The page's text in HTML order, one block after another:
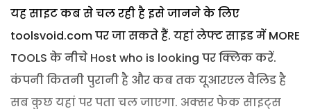
यह साइट कब से चल रही है इसे जानने के लिए
toolsvoid.com पर जा सकते हैं. यहां लेफ्ट साइड में MORE
TOOLS के नीचे Host who is looking पर क्लिक करें.
कंपनी कितनी पुरानी है और कब तक यूआरएल वैलिड है
सब कुछ यहां पर पता चल जाएगा. अक्सर फेक साइट्स